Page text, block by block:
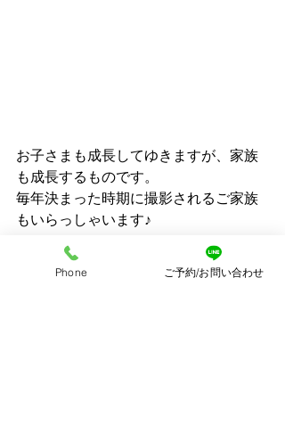
お子さまも成長してゆきますが、家族
も成長するものです。
毎年決まった時期に撮影されるご家族
もいらっしゃいます♪
Phone ご予約/お問い合わせ